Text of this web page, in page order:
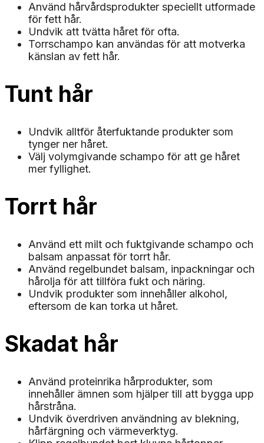
Använd hårvårdsprodukter speciellt utformade
för fett hår.
Undvik att tvätta håret för ofta.
Torrschampo kan användas för att motverka
känslan av fett hår.
Tunt hår
Undvik alltför återfuktande produkter som
tynger ner håret.
Välj volymgivande schampo för att ge håret
mer fyllighet.
Torrt hår
Använd ett milt och fuktgivande schampo och
balsam anpassat för torrt hår.
Använd regelbundet balsam, inpackningar och
hårolja för att tillföra fukt och näring.
Undvik produkter som innehåller alkohol,
eftersom de kan torka ut håret.
Skadat hår
Använd proteinrika hårprodukter, som
innehåller ämnen som hjälper till att bygga upp
hårstråna.
Undvik överdriven användning av blekning,
hårfärgning och värmeverktyg.